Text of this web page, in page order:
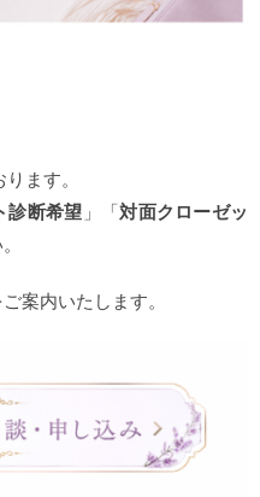
ます。
診断希望 」「対面クローゼッ
案内いたします。